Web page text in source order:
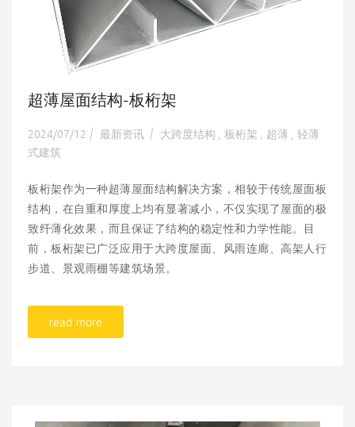
超薄屋面结构-板桁架
2024/07/12 | 最新资讯 | 大跨度结构 板桁架 超薄 轻薄
式建筑
板桁架作为一种超薄屋面结构解决方案，相较于传统屋面板
结构，在自重和厚度上均有显著减小，不仅实现了屋面的极
致纤薄化效果，而且保证了结构的稳定性和力学性能。目
前，板桁架已广泛应用于大跨度屋面、风雨连廊、高架人行
步道、景观雨棚等建筑场景。
read more